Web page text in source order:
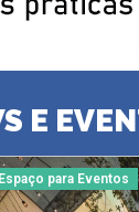
E
para Eventos